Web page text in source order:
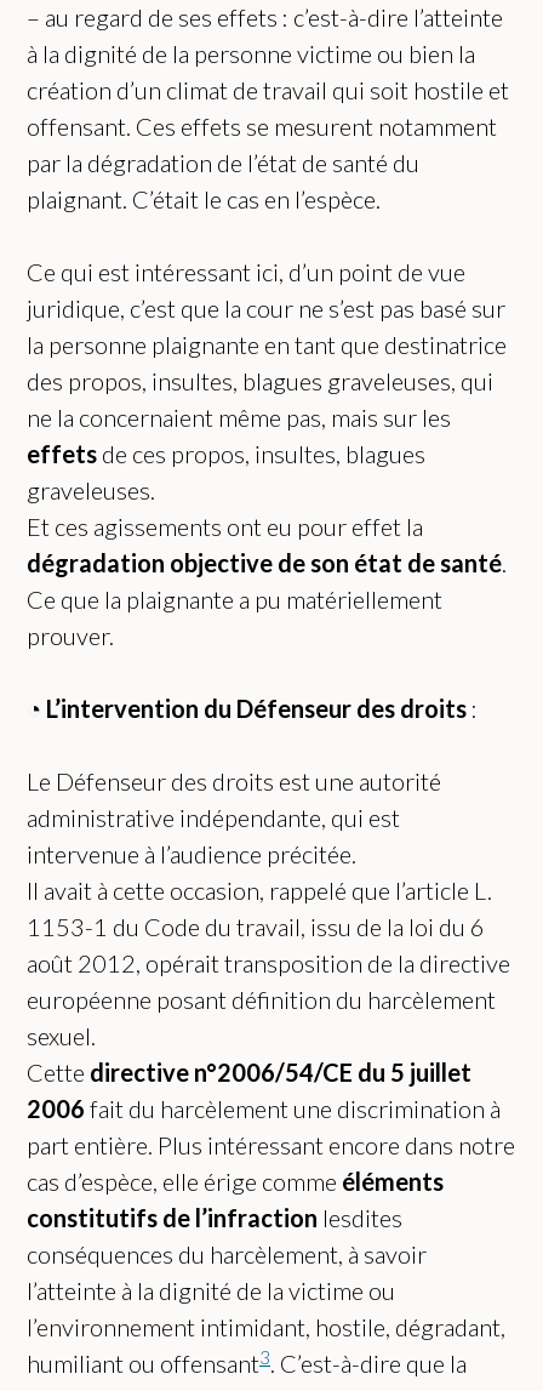
– au regard de ses effets : c’est-à-dire l’atteinte
à la dignité de la personne victime ou bien la
création d’un climat de travail qui soit hostile et
offensant. Ces effets se mesurent notamment
par la dégradation de l’état de santé du
plaignant. C’était le cas en l’espèce.
Ce qui est intéressant ici, d’un point de vue
juridique, c’est que la cour ne s’est pas basé sur
la personne plaignante en tant que destinatrice
des propos, insultes, blagues graveleuses, qui
ne la concernaient même pas, mais sur les
effets de ces propos, insultes, blagues
graveleuses.
Et ces agissements ont eu pour effet la
dégradation objective de son état de santé.
Ce que la plaignante a pu matériellement
prouver.
◔ L’intervention du Défenseur des droits :
Le Défenseur des droits est une autorité
administrative indépendante, qui est
intervenue à l’audience précitée.
Il avait à cette occasion, rappelé que l’article L.
1153-1 du Code du travail, issu de la loi du 6
août 2012, opérait transposition de la directive
européenne posant définition du harcèlement
sexuel.
Cette directive n°2006/54/CE du 5 juillet
2006 fait du harcèlement une discrimination à
part entière. Plus intéressant encore dans notre
cas d’espèce, elle érige comme éléments
constitutifs de l’infraction lesdites
conséquences du harcèlement, à savoir
l’atteinte à la dignité de la victime ou
l’environnement intimidant, hostile, dégradant,
humiliant ou offensant3. C’est-à-dire que la